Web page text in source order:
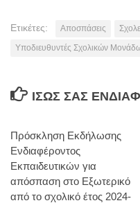
Ετικέτες: Αποσπάσεις
Υποδιευθυντές Σχολικών
ΊΣΩΣ ΣΑΣ
Πρόσκληση Εκδήλωσης
Ενδιαφέροντος
Εκπαιδευτικών για
απόσπαση στο Εξωτερικό
από το σχολικό έτος 2024-